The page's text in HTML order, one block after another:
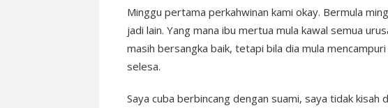
Minggu pertama perkahwinan kami okay. Bermula
jadi lain. Yang mana ibu mertua mula kawal semua
masih bersangka baik, tetapi bila dia mula
selesa.
Saya cuba berbincang dengan suami, saya tidak